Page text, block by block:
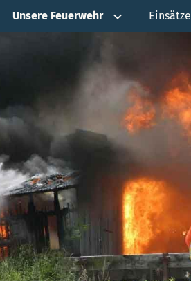
Unsere Feuerwehr Einsätze